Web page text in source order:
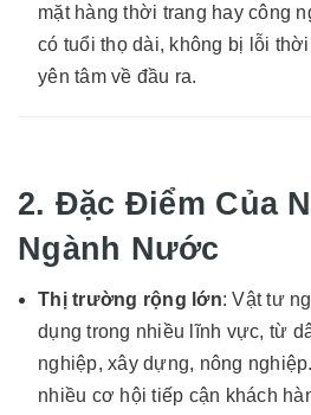
mặt hàng thời trang hay công
có tuổi thọ dài, không bị lỗi
yên tâm về đầu ra.
2. Đặc Điểm Của
Ngành Nước
Thị trường rộng lớn: Vật tư
dụng trong nhiều lĩnh vực, từ
nghiệp, xây dựng, nông
nhiều cơ hội tiếp cận khách